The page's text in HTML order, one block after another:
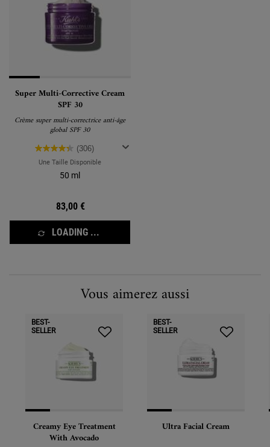
Super Multi-Corrective Cream
SPF 30
Crème super multi-correctrice anti-âge
global SPF 30
(306)
Une Taille Disponible
50 ml
83,00 €
LOADING ...
Vous aimerez aussi
BEST-
SELLER
Creamy Eye Treatment
With Avocado
BEST-
SELLER
Ultra Facial Cream